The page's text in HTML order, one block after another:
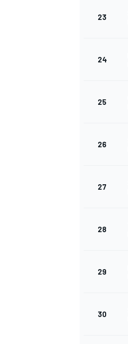
23
24
25
26
27
28
29
30